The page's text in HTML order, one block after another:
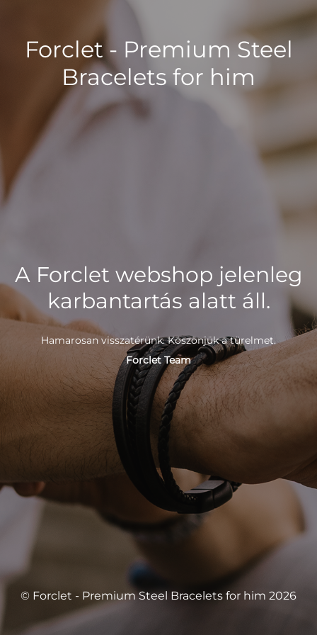
Forclet - Premium Steel
Bracelets for him
A Forclet webshop jelenleg
karbantartás alatt áll.
Hamarosan visszatérünk. Köszönjük a türelmet.
Forclet Team
© Forclet - Premium Steel Bracelets for him 2026